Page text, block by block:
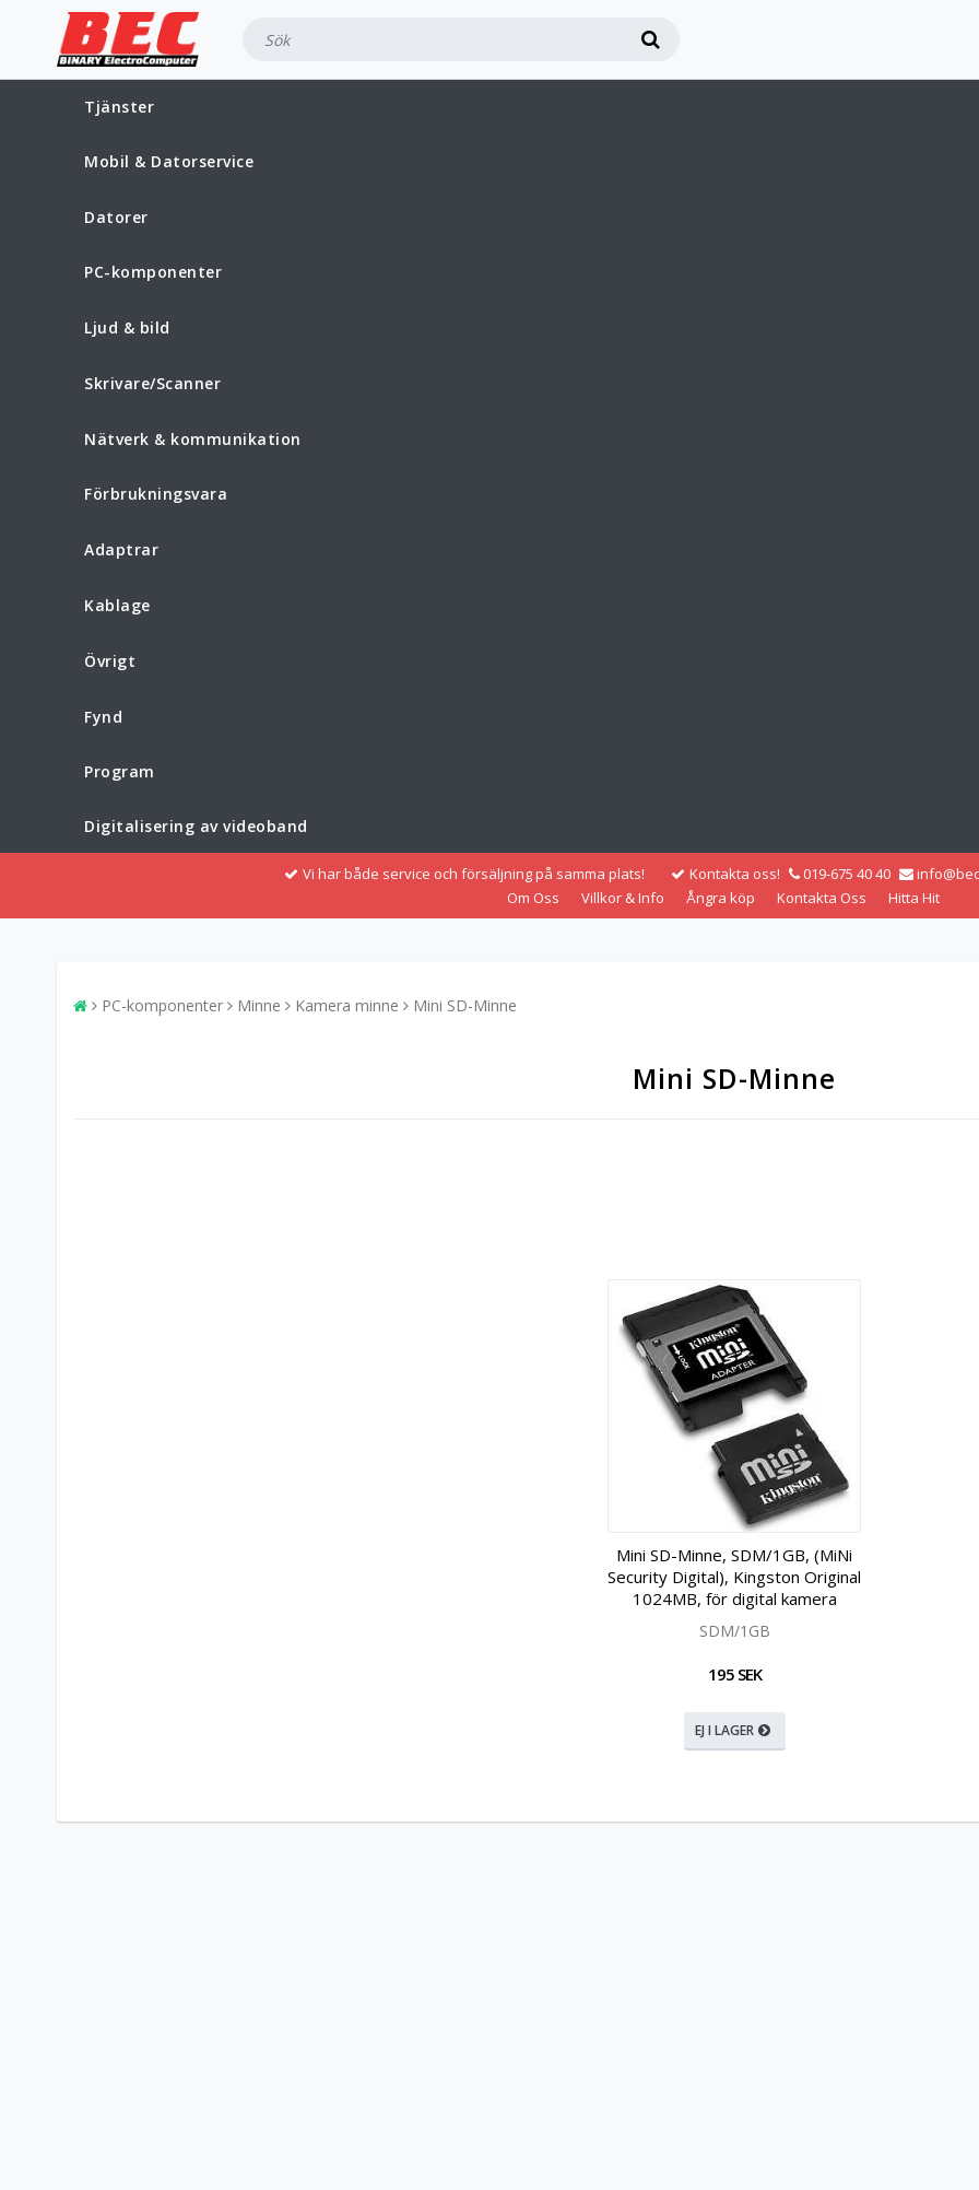
Tjänster
Mobil & Datorservice
Datorer
PC-komponenter
Ljud & bild
Skrivare/Scanner
Nätverk & kommunikation
Förbrukningsvara
Adaptrar
Kablage
Övrigt
Fynd
Program
Digitalisering av videoband
Vi har både service och försäljning på samma plats! Kontakta oss! 019-675 40 40
Om Oss
Villkor & Info Ångra köp Kontakta Oss Hitta Hit
PC-komponenter Minne Kamera minne Mini SD-Minne
Mini SD-Minne
Mini SD-Minne, SDM/1GB, (MiNi
Security Digital), Kingston Original
1024MB, för digital kamera
SDM/1GB
195 SEK
EJ I LAGER